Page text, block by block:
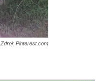
Zdroj: Pinterest.com